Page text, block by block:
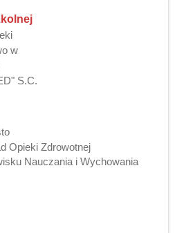
w
S.C.
Opieki Zdrowotnej
Nauczania i Wychowania